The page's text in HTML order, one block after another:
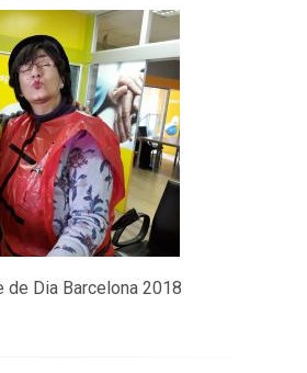
de Dia Barcelona 2018